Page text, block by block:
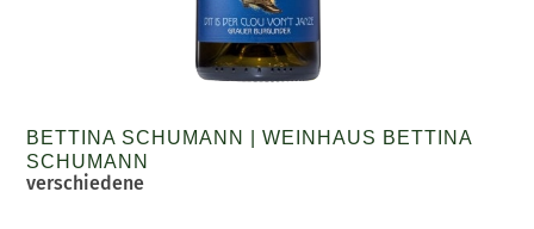
BETTINA SCHUMANN |WEINHAUS BETTINA
SCHUMANN
verschiedene